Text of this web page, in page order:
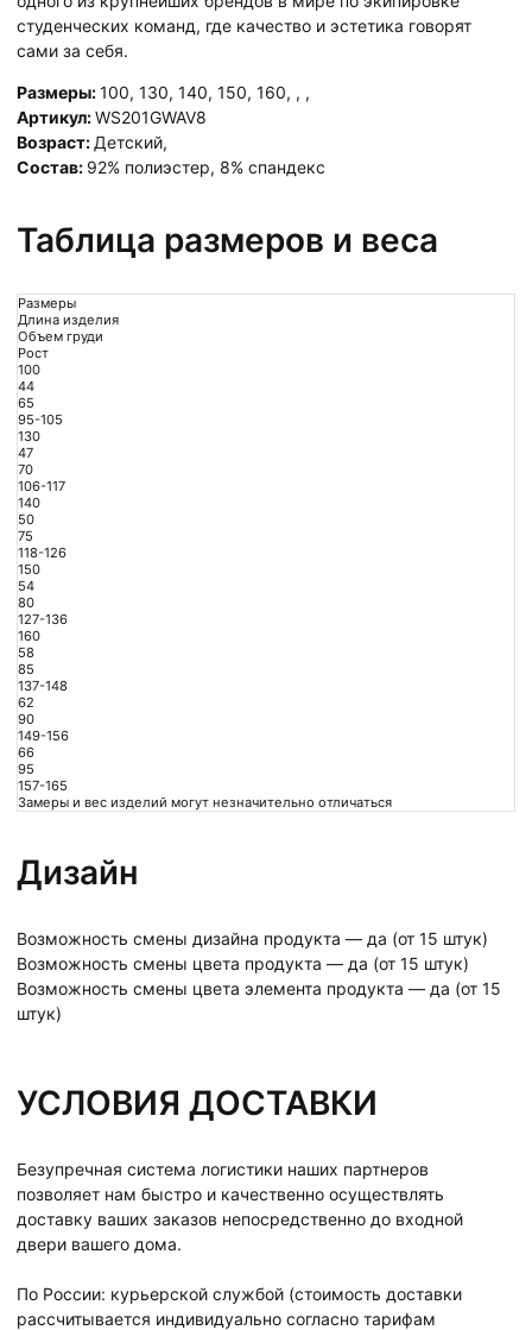
студенческих команд, где качество и эстетика говорят
сами за себя.
Размеры:100, 130, 140, 150, 160, , ,
Артикул:WS201GWAV8
Возраст: Детский,
Состав: 92% полиэстер, 8% спандекс
Таблица размеров и веса
Размеры
Длина изделия
Объем груди
Рост
100
44
65
95-105
130
47
70
106-117
140
50
75
118-126
150
54
80
127-136
160
58
85
137-148
62
90
149-156
66
95
157-165
Замеры и вес изделий могут незначительно отличаться
Дизайн
Возможность смены дизайна продукта — да (от 15 штук)
Возможность смены цвета продукта — да (от 15 штук)
Возможность смены цвета элемента продукта — да (от 15
штук)
УСЛОВИЯ ДОСТАВКИ
Безупречная система логистики наших партнеров
позволяет нам быстро и качественно осуществлять
доставку ваших заказов непосредственно до входной
двери вашего дома.
По России: курьерской службой (стоимость доставки
рассчитывается индивидуально согласно тарифам